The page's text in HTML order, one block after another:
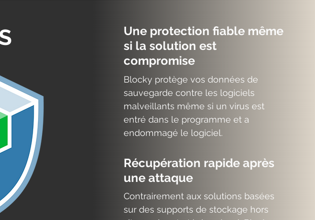
Une protection fiable même
si la solution est
compromise
Blocky protège vos données de
sauvegarde contre les logiciels
malveillants même si un virus est
entré dans le programme et a
endommagé le logiciel.
Récupération rapide après
une attaque
Contrairement aux solutions basées
sur des supports de stockage hors